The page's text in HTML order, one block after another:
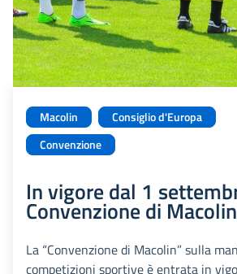
Macolin
Consiglio d'Europa
Convenzione
In vigore dal 1
Convenzione di Macolin
La “Convenzione di Macolin” sulla
competizioni sportive è entrata in